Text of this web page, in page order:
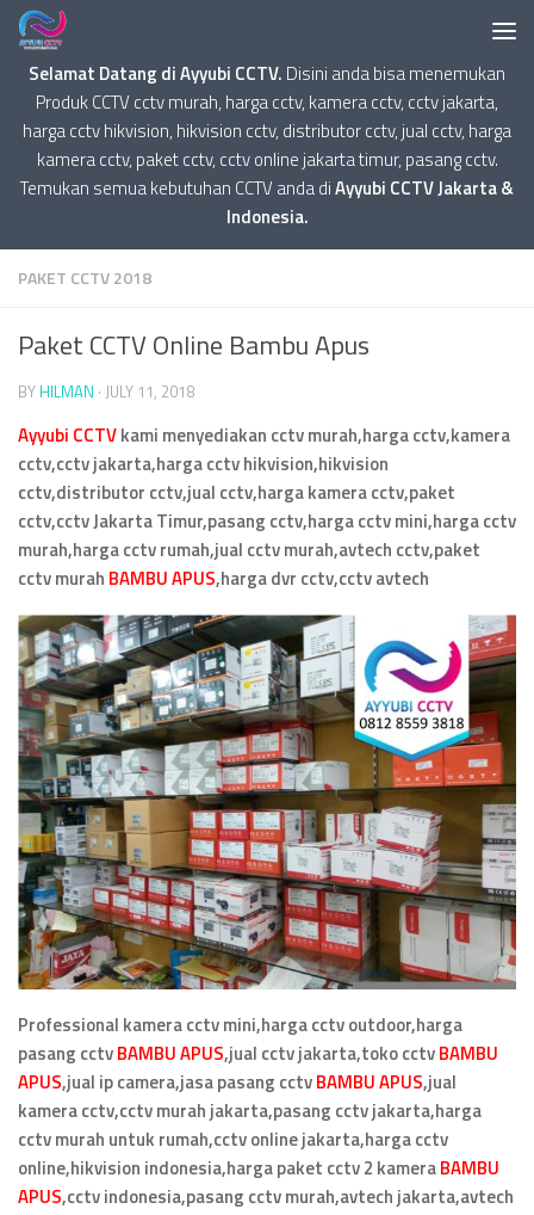
Selamat Datang di Ayyubi CCTV. Disini anda bisa menemukan
Produk CCTV cctv murah, harga cctv, kamera cctv, cctv jakarta,
harga cctv hikvision, hikvision cctv, distributor cctv, jual cctv, harga
kamera cctv, paket cctv, cctv online jakarta timur, pasang cctv.
Temukan semua kebutuhan CCTV anda diAyyubi CCTV Jakarta &
Indonesia.
PAKET CCTV 2018
Paket CCTV Online Bambu Apus
BY HILMAN · JULY 11, 2018
Ayyubi CCTVkami menyediakan cctv murah,harga cctv,kamera
cctv,cctv jakarta,harga cctv hikvision,hikvision
cctv,distributor cctv,jual cctv,harga kamera cctv,paket
cctv,cctv Jakarta Timur,pasang cctv,harga cctv mini,harga cctv
murah,harga cctv rumah,jual cctv murah,avtech cctv,paket
cctv murah BAMBU APUS,harga dvr cctv,cctv avtech
Professional kamera cctv mini,harga cctv outdoor,harga
pasang cctvBAMBU APUS,jual cctv jakarta,toko cctvBAMBU
APUS,jual ip camera,jasa pasang cctvBAMBU APUS,jual
kamera cctv,cctv murah jakarta,pasang cctv jakarta,harga
cctv murah untuk rumah,cctv online jakarta,harga cctv
online,hikvision indonesia,harga paket cctv 2 kameraBAMBU
APUS,cctv indonesia,pasang cctv murah,avtech jakarta,avtech